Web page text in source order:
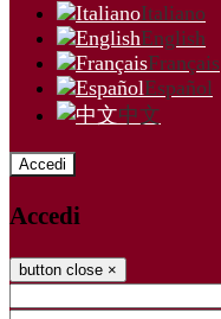
Italiano
English
Français
Español
中文
Accedi
Accedi
button close ×